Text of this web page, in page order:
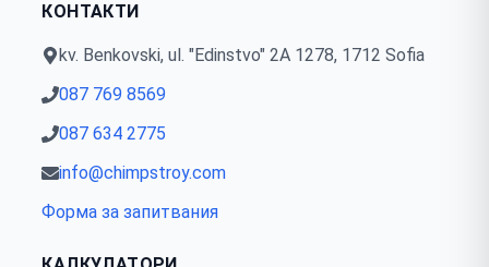
КОНТАКТИ
kv. Benkovski, ul. "Edinstvo" 2А 1278, 1712 Sofia
087 769 8569
087 634 2775
info@chimpstroy.com
Форма за запитвания